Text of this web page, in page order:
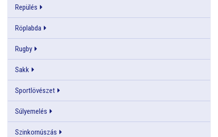
Repülés
Röplabda
Rugby
Sakk
Sportlövészet
Súlyemelés
Szinkornúszás